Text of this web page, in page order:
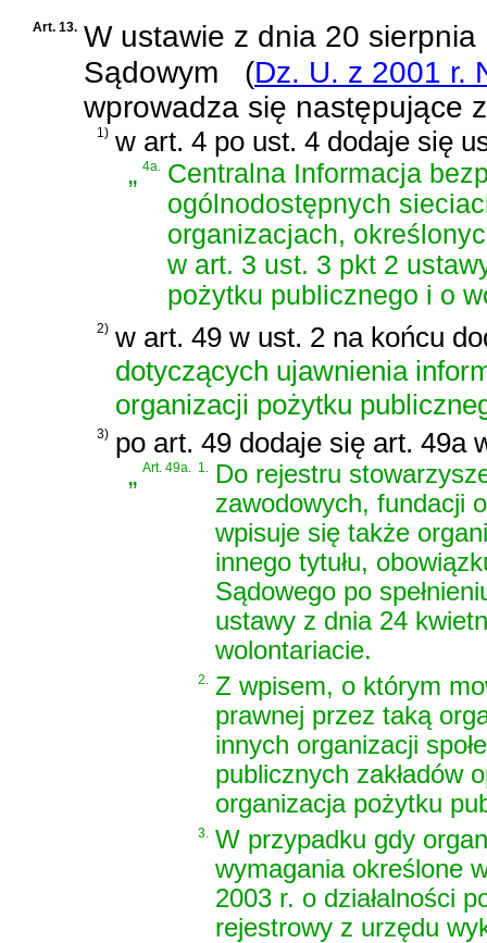
Art. 13. W ustawie z dnia 20
Sądowym
(Dz. U. z 2001 r.
wprowadza się następujące
1) w art. 4 po ust. 4 dodaje się
„4a.
Centralna Informacja
ogólnodostępnych
organizacjach,
w art. 3 ust. 3 pkt 2
pożytku publicznego i o
2) w art. 49 w ust. 2 na końcu
dotyczących ujawnienia
organizacji pożytku
3) po art. 49 dodaje się art. 49a
„Art. 49a. 1.
Do rejestru
zawodowych, fundacji
wpisuje się także
innego tytułu,
Sądowego po
ustawy z dnia 24
wolontariacie.
2.
Z wpisem, o którym
prawnej przez taką
innych organizacji
publicznych zakładów
organizacja pożytku
3.
W przypadku gdy
wymagania określone
2003 r. o działalności
rejestrowy z urzędu